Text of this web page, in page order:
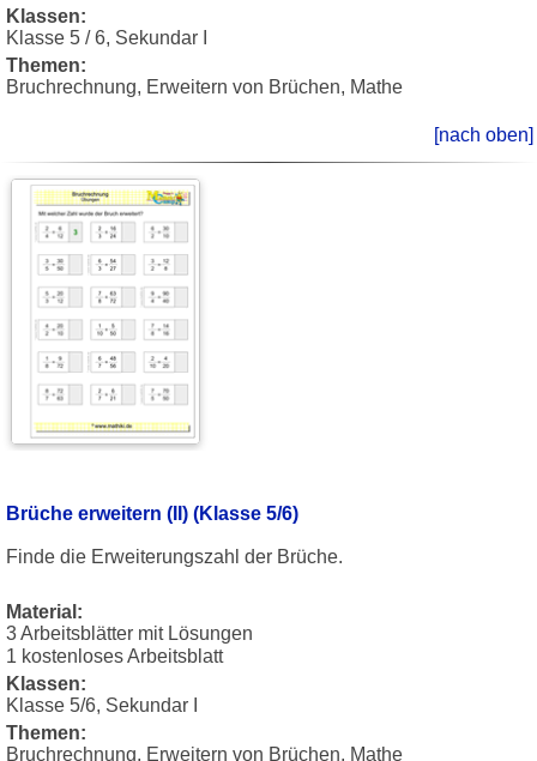
Klassen:
Klasse 5 / 6, Sekundar I
Themen:
Bruchrechnung, Erweitern von Brüchen, Mathe
[nach oben]
Brüche erweitern (II) (Klasse 5/6)
Finde die Erweiterungszahl der Brüche.
Material:
3 Arbeitsblätter mit Lösungen
1 kostenloses Arbeitsblatt
Klassen:
Klasse 5/6, Sekundar I
Themen:
Bruchrechnung, Erweitern von Brüchen, Mathe